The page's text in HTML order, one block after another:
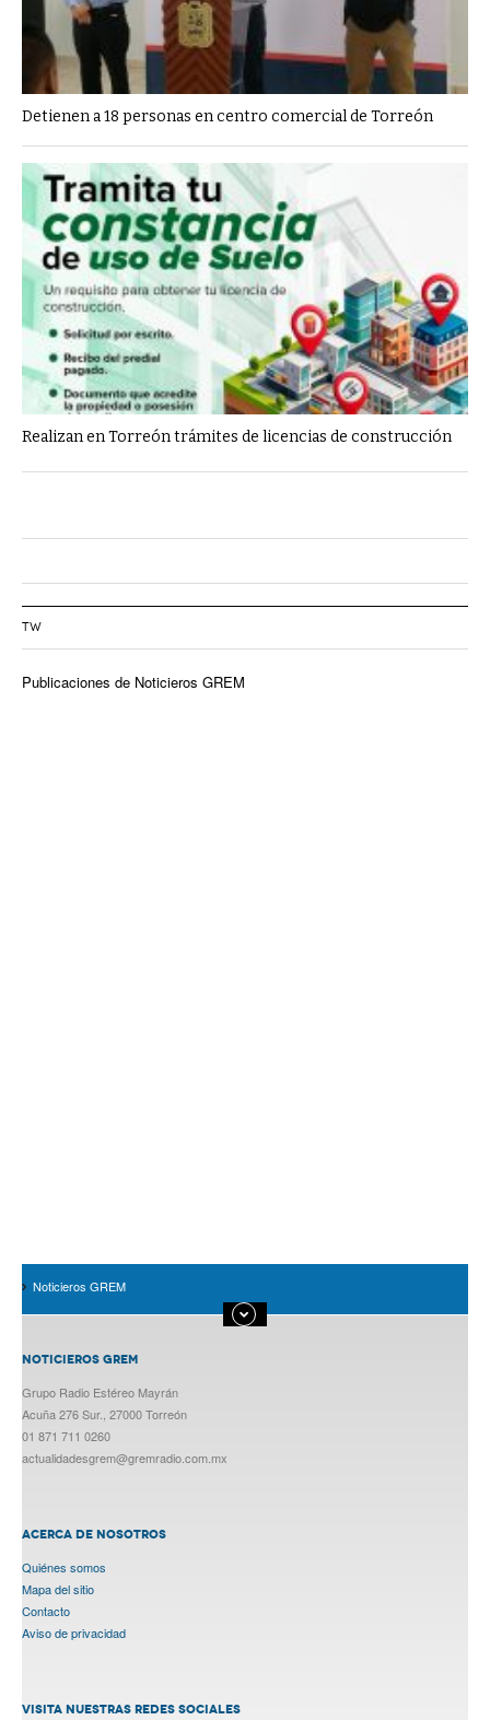
Detienen a 18 personas en centro comercial de Torreón
Realizan en Torreón trámites de licencias de construcción
TW
Publicaciones de Noticieros GREM
Noticieros GREM
NOTICIEROS GREM
Grupo Radio Estéreo Mayrán
Acuña 276 Sur., 27000 Torreón
01 871 711 0260
actualidadesgrem@gremradio.com.mx
ACERCA DE NOSOTROS
Quiénes somos
Mapa del sitio
Contacto
Aviso de privacidad
VISITA NUESTRAS REDES SOCIALES